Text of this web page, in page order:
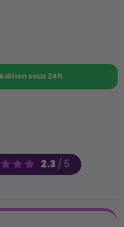
sous 24h
2.3 / 5